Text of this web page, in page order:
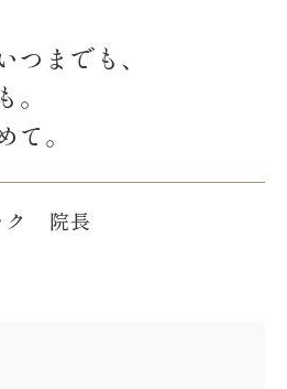
つまでも、
て。
ク 院長